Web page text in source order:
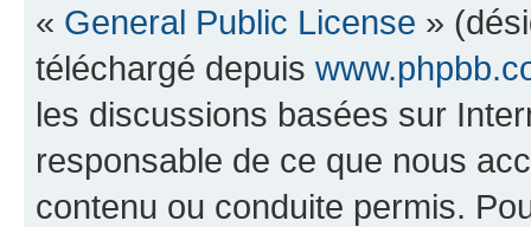
« General Public License »
téléchargé depuis
les discussions basées sur
responsable de ce que nous
contenu ou conduite permis.